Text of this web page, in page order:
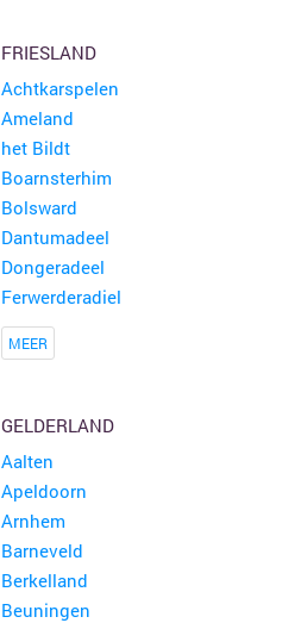
FRIESLAND
Achtkarspelen
Ameland
het Bildt
Boarnsterhim
Bolsward
Dantumadeel
Dongeradeel
Ferwerderadiel
MEER
GELDERLAND
Aalten
Apeldoorn
Arnhem
Barneveld
Berkelland
Beuningen